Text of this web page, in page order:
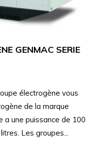
GENMAC SERIE
électrogène vous
de la marque
a une puissance de 100
Les groupes...